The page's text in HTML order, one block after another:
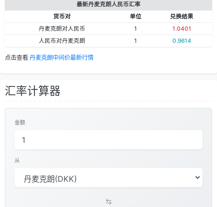
最新丹麦克朗人民币汇率
货币对
单位
兑换结果
丹麦克朗对人民币
1
1.0401
人民币对丹麦克朗
1 0.9614
点击查看 丹麦克朗中间价最新行情
汇率计算器
金额
从